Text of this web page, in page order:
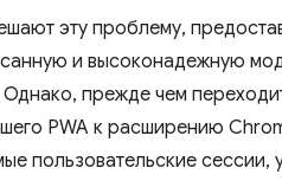
эту проблему,
и высоконадежную
прежде чем
PWA к расширению
пользовательские сессии,